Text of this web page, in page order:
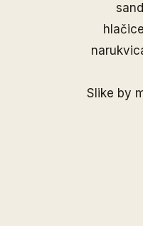
Slike by